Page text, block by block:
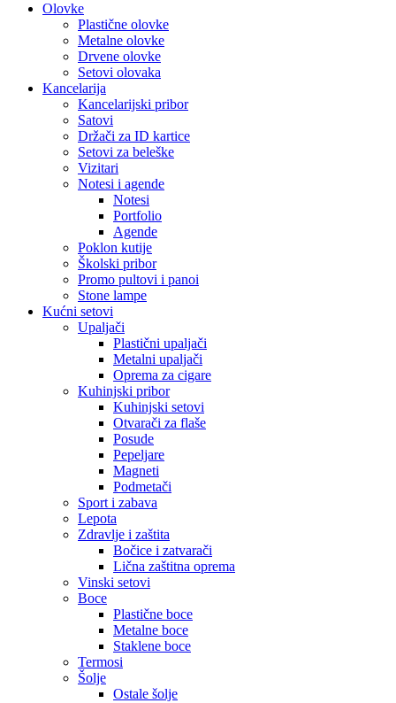
Olovke
Plastične olovke
Metalne olovke
Drvene olovke
Setovi olovaka
Kancelarija
Kancelarijski pribor
Satovi
Držači za ID kartice
Setovi za beleške
Vizitari
Notesi i agende
Notesi
Portfolio
Agende
Poklon kutije
Školski pribor
Promo pultovi i panoi
Stone lampe
Kućni setovi
Upaljači
Plastični upaljači
Metalni upaljači
Oprema za cigare
Kuhinjski pribor
Kuhinjski setovi
Otvarači za flaše
Posude
Pepeljare
Magneti
Podmetači
Sport i zabava
Lepota
Zdravlje i zaštita
Bočice i zatvarači
Lična zaštitna oprema
Vinski setovi
Boce
Plastične boce
Metalne boce
Staklene boce
Termosi
Šolje
Ostale šolje